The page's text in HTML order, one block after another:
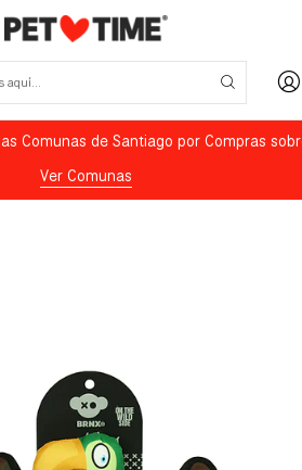
Comunas de Santiago por Compras
Ver Comunas